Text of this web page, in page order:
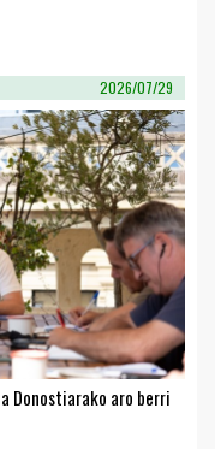
2026/07/29
Donostiarako aro berri